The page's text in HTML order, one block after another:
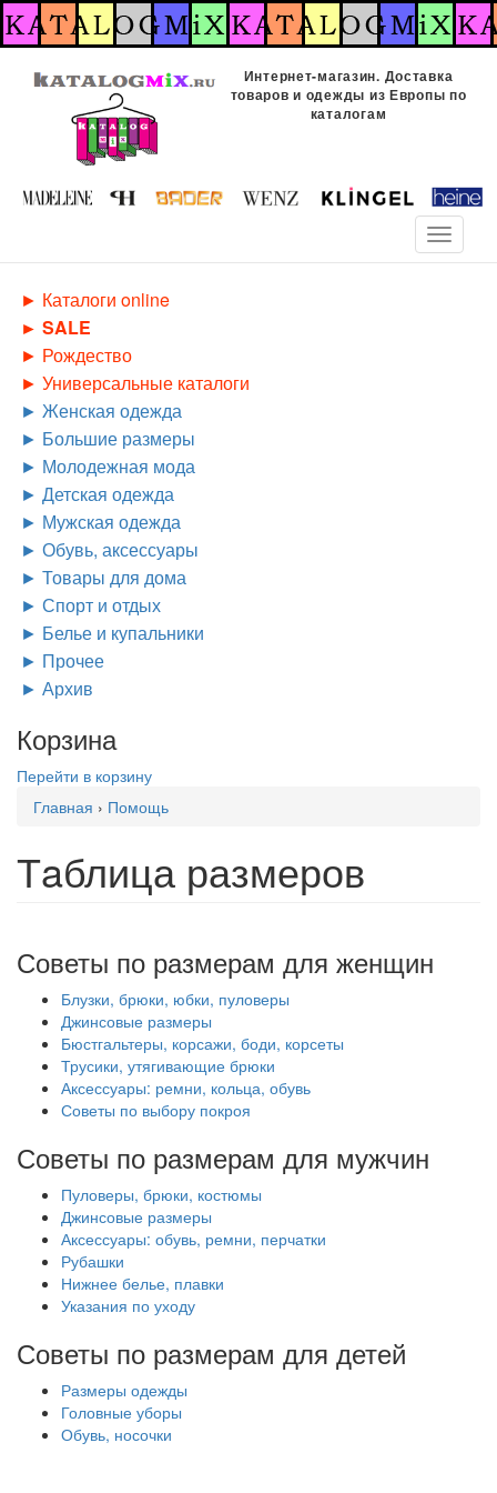
Перейти
к
содержанию
Интернет-магазин. Доставка
товаров и одежды из Европы по
каталогам
Toggle
Каталоги online
SALE
Рождество
Универсальные каталоги
Женская одежда
Большие размеры
Молодежная мода
Детская одежда
Мужская одежда
Обувь, аксессуары
Товары для дома
Спорт и отдых
Белье и купальники
Прочее
Архив
Корзина
Перейти в корзину
Вы
Главная › Помощь
Тaблица размеров
Советы по размерам для женщин
Блузки, брюки, юбки, пуловеры
Джинсовые размеры
Бюстгальтеры, корсажи, боди, корсеты
Трусики, утягивающие брюки
Аксессуары: ремни, кольца, обувь
Советы по выбору покроя
Советы по размерам для мужчин
Пуловеры, брюки, костюмы
Джинсовые размеры
Аксессуары: обувь, ремни, перчатки
Рубашки
Нижнее белье, плавки
Указания по уходу
Советы по размерам для детей
Размеры одежды
Головные уборы
Обувь, носочки